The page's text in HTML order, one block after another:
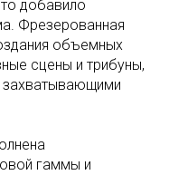
добавило
Фрезерованная
объемных
сцены и трибуны,
захватывающими
гаммы и